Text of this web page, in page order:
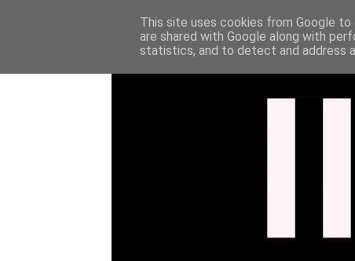
This site uses cookies from Google
are shared with Google along with
statistics, and to detect and address